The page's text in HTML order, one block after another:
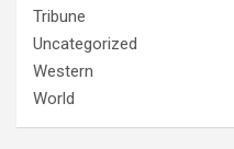
Tribune
Uncategorized
Western
World